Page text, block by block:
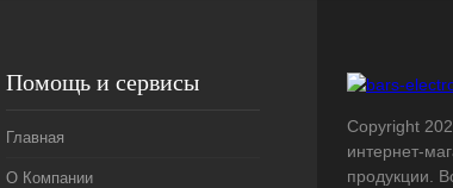
Помощь и сервисы
Главная
О Компании
Copyright
интернет-
продукции.